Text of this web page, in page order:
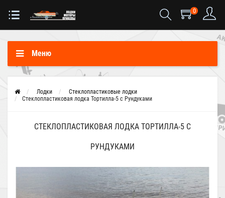
0
Меню
Лодки
Стеклопластиковые лодки
Стеклопластиковая лодка Тортилла-5 с Рундуками
СТЕКЛОПЛАСТИКОВАЯ ЛОДКА ТОРТИЛЛА-5 С
РУНДУКАМИ